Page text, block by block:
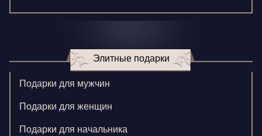
Зверева В.
Кормилицына Е.
Корнилова В.
Ларионова С.
Левушкина Н.
Элитные подарки
Подарки для мужчин
Подарки для женщин
Подарки для начальника